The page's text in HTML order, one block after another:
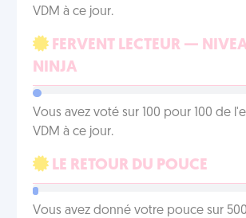
VDM à ce jour.
FERVENT LECTEUR —
NINJA
Vous avez voté sur 100 pour 100 de
VDM à ce jour.
LE RETOUR DU POUCE
Vous avez donné votre pouce sur